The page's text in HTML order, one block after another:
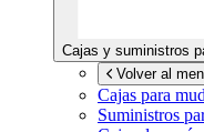
Cajas y suministros
Volver al
Cajas para
Suministros